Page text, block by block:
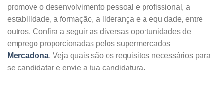
promove o desenvolvimento pessoal e profissional, a
estabilidade, a formação, a liderança e a equidade, entre
outros. Confira a seguir as diversas oportunidades de
emprego proporcionadas pelos supermercados
Mercadona. Veja quais são os requisitos necessários para
se candidatar e envie a tua candidatura.